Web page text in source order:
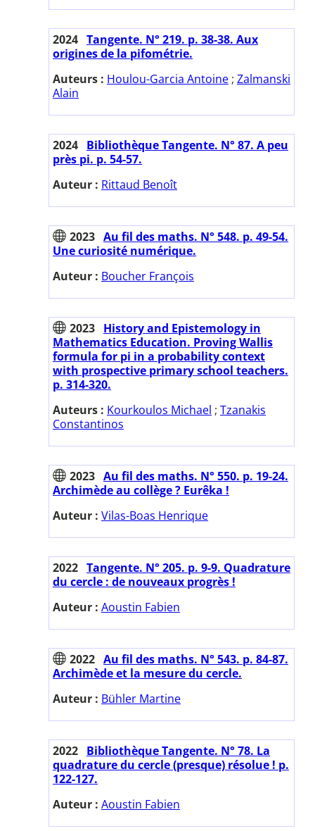
2024 Tangente. N° 219. p. 38-38. Aux
origines de la pifométrie.
Auteurs : Houlou-Garcia Antoine ; Zalmanski
Alain
2024 Bibliothèque Tangente. N° 87. A peu
près pi. p. 54-57.
Auteur : Rittaud Benoît
2023 Au fil des maths. N° 548. p. 49-54.
Une curiosité numérique.
Auteur : Boucher François
2023 History and Epistemology in
Mathematics Education. Proving Wallis
formula for pi in a probability context
with prospective primary school teachers.
p. 314-320.
Auteurs : Kourkoulos Michael ; Tzanakis
Constantinos
2023 Au fil des maths. N° 550. p. 19-24.
Archimède au collège ? Eurêka !
Auteur : Vilas-Boas Henrique
2022 Tangente. N° 205. p. 9-9. Quadrature
du cercle : de nouveaux progrès !
Auteur : Aoustin Fabien
2022 Au fil des maths. N° 543. p. 84-87.
Archimède et la mesure du cercle.
Auteur : Bühler Martine
2022 Bibliothèque Tangente. N° 78. La
quadrature du cercle (presque) résolue ! p.
122-127.
Auteur : Aoustin Fabien